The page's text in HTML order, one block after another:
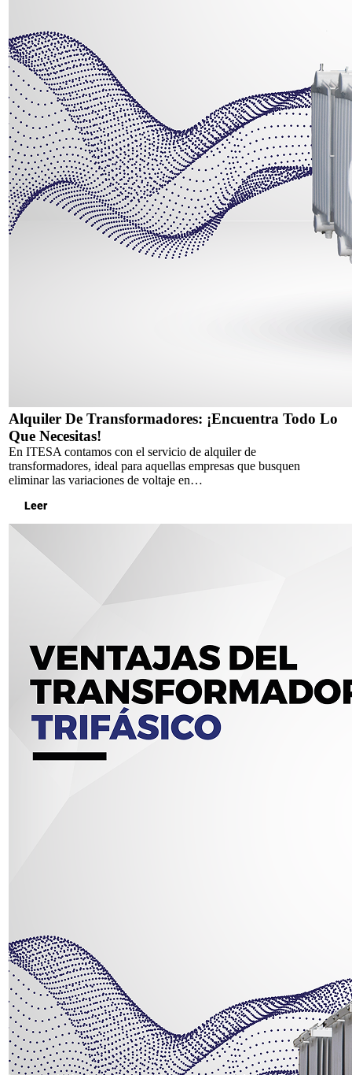
Alquiler De Transformadores: ¡Encuentra Todo Lo
Que Necesitas!
En ITESA contamos con el servicio de alquiler de
transformadores, ideal para aquellas empresas que busquen
eliminar las variaciones de voltaje en…
Leer